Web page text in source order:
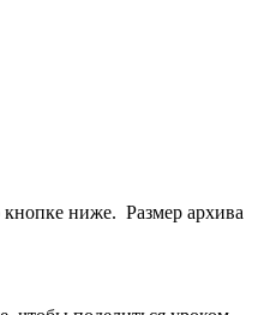
ниже. Размер архива